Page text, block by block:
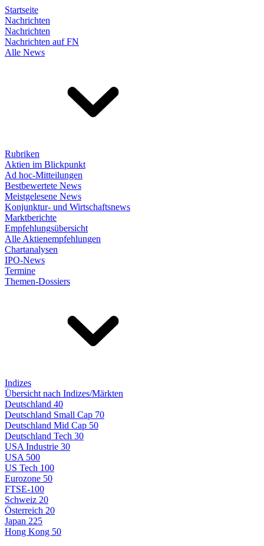
Startseite
Nachrichten
Nachrichten
Nachrichten auf FN
Alle News
Rubriken
Aktien im Blickpunkt
Ad hoc-Mitteilungen
Bestbewertete News
Meistgelesene News
Konjunktur- und Wirtschaftsnews
Marktberichte
Empfehlungsübersicht
Alle Aktienempfehlungen
Chartanalysen
IPO-News
Termine
Themen-Dossiers
Indizes
Übersicht nach Indizes/Märkten
Deutschland 40
Deutschland Small Cap 70
Deutschland Mid Cap 50
Deutschland Tech 30
USA Industrie 30
USA 500
US Tech 100
Eurozone 50
FTSE-100
Schweiz 20
Österreich 20
Japan 225
Hong Kong 50